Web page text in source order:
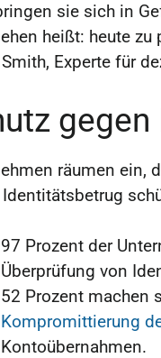
sie sich in
heißt: heute zu
Experte für
räumen ein,
97 Prozent der
Überprüfung von
52 Prozent machen
Kompromittierung
Kontoübernahmen.